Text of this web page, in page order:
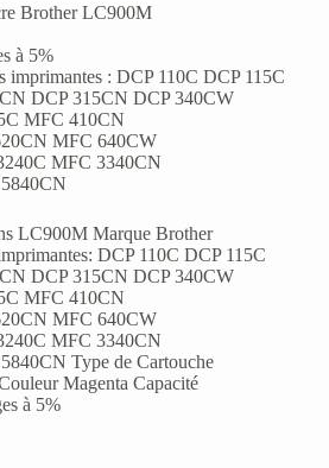
Brother LC900M
à 5%
imprimantes : DCP 110C DCP 115C
DCP 315CN DCP 340CW
MFC 410CN
MFC 640CW
MFC 3340CN
LC900M Marque Brother
DCP 110C DCP 115C
DCP 315CN DCP 340CW
MFC 410CN
MFC 640CW
MFC 3340CN
Type de Cartouche
Magenta Capacité
à 5%